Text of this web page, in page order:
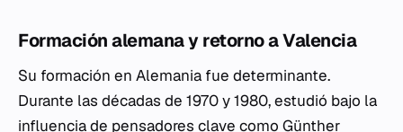
Formación alemana y retorno a Valencia
Su formación en Alemania fue determinante.
Durante las décadas de 1970 y 1980, estudió bajo la
influencia de pensadores clave como Günther